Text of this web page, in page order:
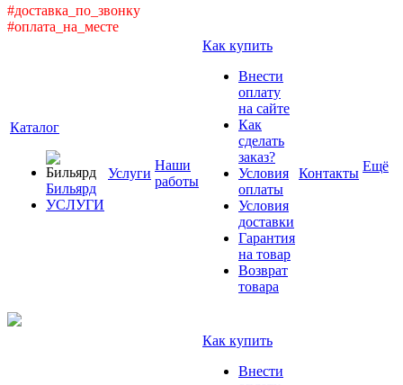
#доставка_по_звонку
#оплата_на_месте
Каталог
Бильярд
УСЛУГИ
Услуги
Наши
работы
Как купить
Внести
оплату
на сайте
Как
сделать
заказ?
Условия
оплаты
Условия
доставки
Гарантия
на товар
Возврат
товара
Контакты Ещё
Как купить
Внести